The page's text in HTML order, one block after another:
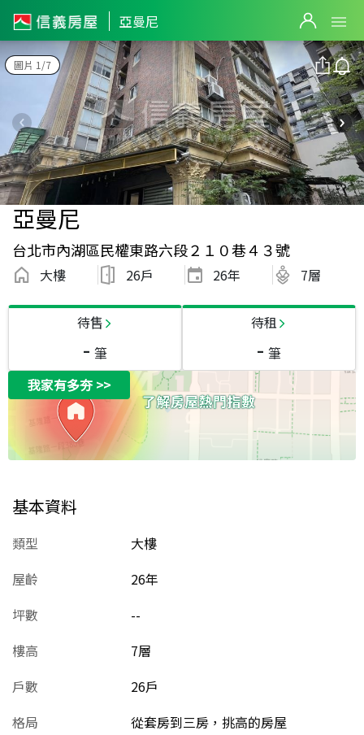
亞曼尼
圖片 1/7
亞曼尼
台北市內湖區民權東路六段２１０巷４３號
大樓 26戶 26年 7層
待售
- 筆
待租
- 筆
我家有多夯>>
基本資料
類型
大樓
屋齡
26年
坪數
--
樓高
7層
戶數
26戶
格局
從套房到三房，挑高的房屋